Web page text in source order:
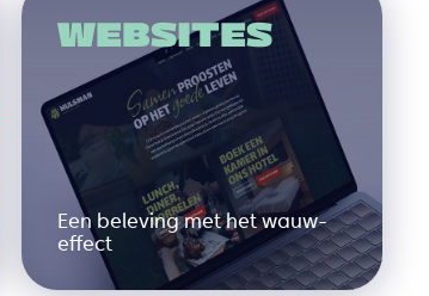
WEBSITES
Een beleving met het wauw-
effect